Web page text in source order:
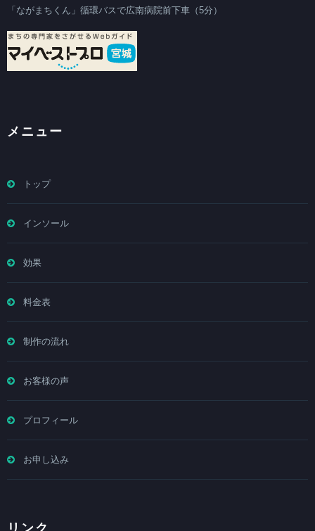
「ながまちくん」循環バスで広南病院前下車（5分）
メニュー
トップ
インソール
効果
料金表
制作の流れ
お客様の声
プロフィール
お申し込み
リンク